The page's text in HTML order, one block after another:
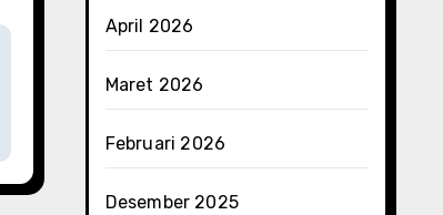
April 2026
Maret 2026
Februari 2026
Desember 2025